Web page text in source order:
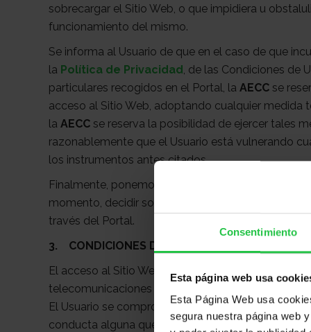
Consentimiento
Esta página web usa
Esta Página Web usa
segura nuestra página web
sobrecargar el Sitio Web, o que impidiera u
funcionamiento del mismo.
Se informa al Usuario de que en el caso de que
la Política de Privacidad , de las Condiciones de
particulares recogidos en el Portal, la AECC se
acceso al Sitio Web, adoptando cualquier medida
la AECC se reserva la posibilidad de ejercer tales
razonablemente que el Usuario está vulnerando
los instrumentos antes citados.
Finalmente, ponemos en conocimiento del Usuario
momento, decidir sobre la continuidad de los
través del Portal.
3. CONDICIONES DE USO DEL PORTAL Y SUS
El acceso al Sitio Web es gratuito, salvo en lo
telecomunicaciones suministrada por el proveedor
El Usuario se compromete a no usar el Sitio Web
conducta alguna que pudiera dañar la imagen, los